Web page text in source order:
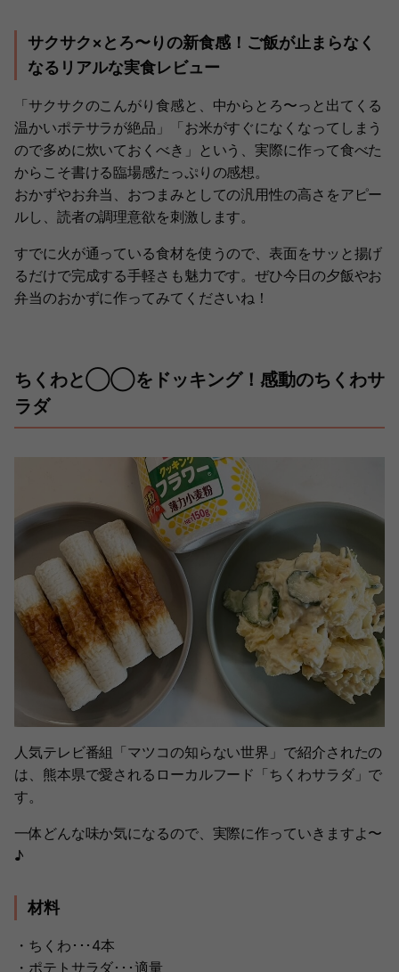
サクサク×とろ〜りの新食感！ご飯が止まらなく
なるリアルな実食レビュー
「サクサクのこんがり食感と、中からとろ〜っと出てくる
温かいポテサラが絶品」「お米がすぐになくなってしまう
ので多めに炊いておくべき」という、実際に作って食べた
からこそ書ける臨場感たっぷりの感想。
おかずやお弁当、おつまみとしての汎用性の高さをアピー
ルし、読者の調理意欲を刺激します。
すでに火が通っている食材を使うので、表面をサッと揚げ
るだけで完成する手軽さも魅力です。ぜひ今日の夕飯やお
弁当のおかずに作ってみてくださいね！
ちくわと◯◯をドッキング！感動のちくわサ
ラダ
人気テレビ番組「マツコの知らない世界」で紹介されたの
は、熊本県で愛されるローカルフード「ちくわサラダ」で
す。
一体どんな味か気になるので、実際に作っていきますよ〜
♪
材料
・ちくわ･･･4本
・ポテトサラダ･･･適量